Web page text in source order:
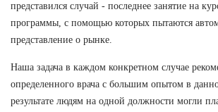
представился случай - последнее занятие на
программы, с помощью которых пытаются
представление о рынке.
Наша задача в каждом конкретном случае
определенного врача с большим опытом в
результате людям на одной должности могли